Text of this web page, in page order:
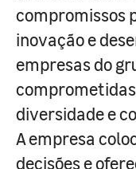
compromissos
inovação e
empresas do
diversidade e
A empresa
decisões e